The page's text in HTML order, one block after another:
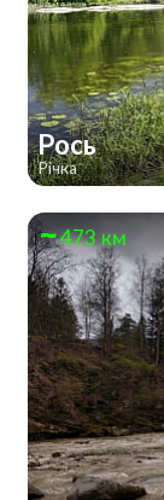
Рось
Річка
473 км